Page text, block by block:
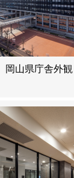
岡山県庁舎外観